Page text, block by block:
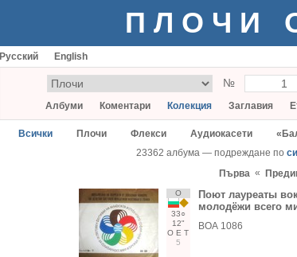
ПЛОЧИ
Русский English
№
Албуми Коментари Колекция Заглавия
Всички Плочи Флекси Аудиокасети
23362 албума — подреждане по
Първа «
О
33○
12"
О Е Т
5
Поют лауреаты
молодёжи всего
ВОА 1086